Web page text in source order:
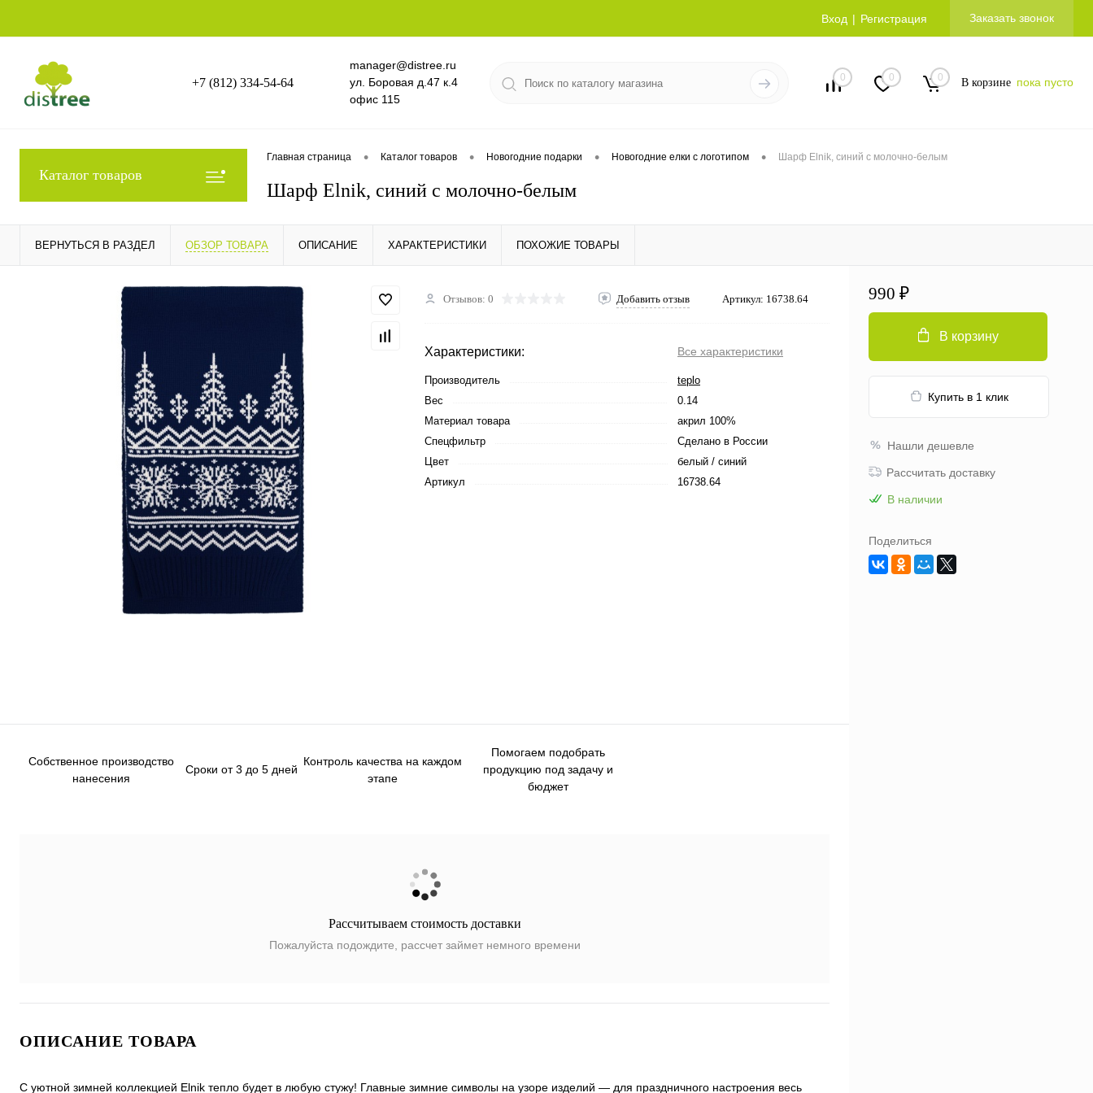
Вход Регистрация Заказать звонок
+7 (812) 334-54-64
manager@distree.ru
ул. Боровая д.47 к.4
офис 115
0 0 0 В корзине пока пусто
Каталог товаров
Главная страница • Каталог товаров • Новогодние подарки • Новогодние елки с логотипом • Шарф Elnik, синий с молочно-белым
Шарф Elnik, синий с молочно-белым
ВЕРНУТЬСЯ В РАЗДЕЛ ОБЗОР ТОВАРА ОПИСАНИЕ ХАРАКТЕРИСТИКИ ПОХОЖИЕ ТОВАРЫ
Отзывов: 0 Добавить отзыв Артикул: 16738.64
Характеристики: Все характеристики
Производитель
teplo
Вес
0.14
Материал товара
акрил 100%
Спецфильтр
Сделано в России
Цвет
белый / синий
Артикул
16738.64
Собственное производство
нанесения
Сроки от 3 до 5 дней
Контроль качества на каждом
этапе
Помогаем подобрать
продукцию под задачу и
бюджет
Рассчитываем стоимость доставки
Пожалуйста подождите, рассчет займет немного времени
ОПИСАНИЕ ТОВАРА
С уютной зимней коллекцией Elnik тепло будет в любую стужу! Главные зимние символы на узоре изделий — для праздничного настроения весь
990 ₽
В корзину
Купить в 1 клик
Нашли дешевле
Рассчитать доставку
В наличии
Поделиться